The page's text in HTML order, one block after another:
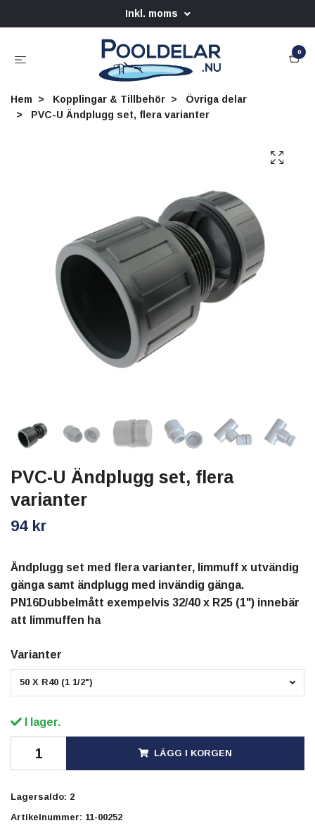
Inkl. moms
0
Hem Kopplingar & Tillbehör
Övriga delar
PVC-U Ändplugg set, flera varianter
PVC-U Ändplugg set, flera
varianter
94 kr
Ändplugg set med flera varianter, limmuff x utvändig
gänga samt ändplugg med invändig gänga.
PN16Dubbelmått exempelvis 32/40 x R25 (1") innebär
att limmuffen ha
Varianter
50 X R40 (1 1/2")
I lager.
LÄGG I KORGEN
Lagersaldo: 2
Artikelnummer: 11-00252